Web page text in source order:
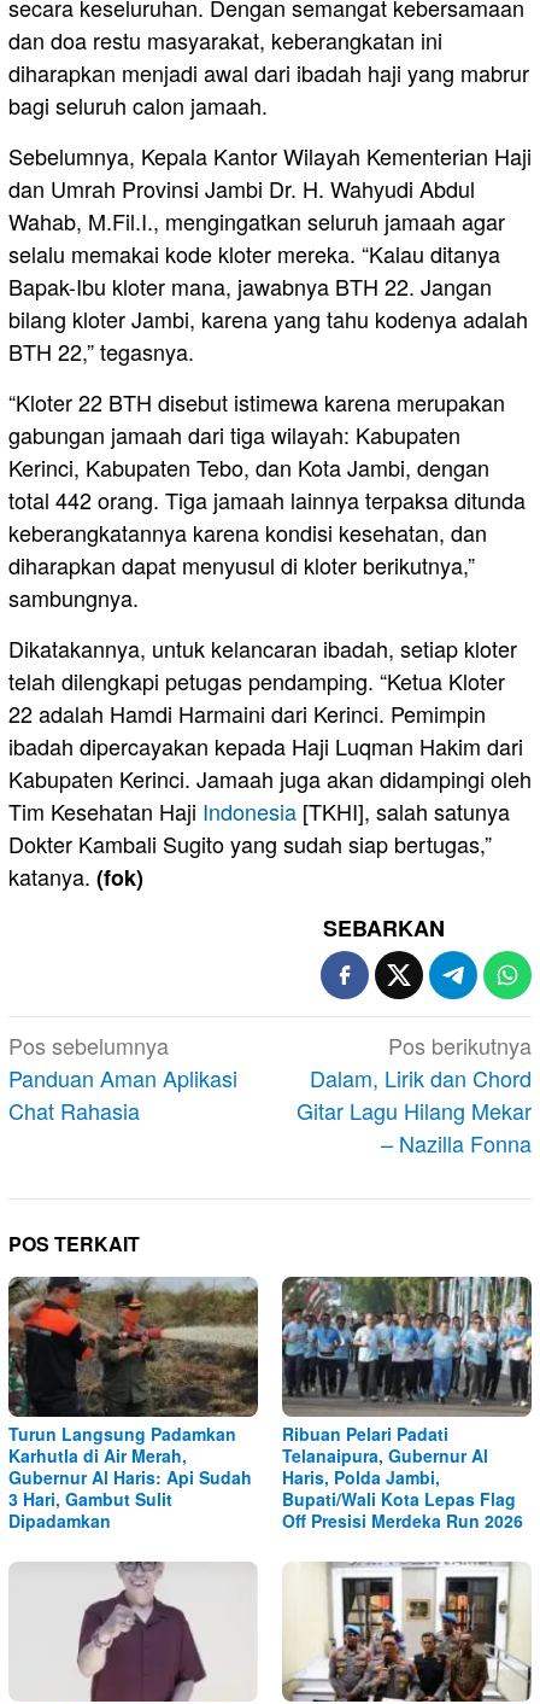
secara keseluruhan. Dengan semangat kebersamaan
dan doa restu masyarakat, keberangkatan ini
diharapkan menjadi awal dari ibadah haji yang mabrur
bagi seluruh calon jamaah.
Sebelumnya, Kepala Kantor Wilayah Kementerian Haji
dan Umrah Provinsi Jambi Dr. H. Wahyudi Abdul
Wahab, M.Fil.I., mengingatkan seluruh jamaah agar
selalu memakai kode kloter mereka. “Kalau ditanya
Bapak-Ibu kloter mana, jawabnya BTH 22. Jangan
bilang kloter Jambi, karena yang tahu kodenya adalah
BTH 22,” tegasnya.
“Kloter 22 BTH disebut istimewa karena merupakan
gabungan jamaah dari tiga wilayah: Kabupaten
Kerinci, Kabupaten Tebo, dan Kota Jambi, dengan
total 442 orang. Tiga jamaah lainnya terpaksa ditunda
keberangkatannya karena kondisi kesehatan, dan
diharapkan dapat menyusul di kloter berikutnya,”
sambungnya.
Dikatakannya, untuk kelancaran ibadah, setiap kloter
telah dilengkapi petugas pendamping. “Ketua Kloter
22 adalah Hamdi Harmaini dari Kerinci. Pemimpin
ibadah dipercayakan kepada Haji Luqman Hakim dari
Kabupaten Kerinci. Jamaah juga akan didampingi oleh
Tim Kesehatan Haji Indonesia [TKHI], salah satunya
Dokter Kambali Sugito yang sudah siap bertugas,”
katanya. (fok)
SEBARKAN
Navigasi
pos
Pos sebelumnya
Panduan Aman Aplikasi
Chat Rahasia
Pos berikutnya
Dalam, Lirik dan Chord
Gitar Lagu Hilang Mekar
– Nazilla Fonna
POS TERKAIT
Turun Langsung Padamkan
Karhutla di Air Merah,
Gubernur Al Haris: Api Sudah
3 Hari, Gambut Sulit
Dipadamkan
Ribuan Pelari Padati
Telanaipura, Gubernur Al
Haris, Polda Jambi,
Bupati/Wali Kota Lepas Flag
Off Presisi Merdeka Run 2026